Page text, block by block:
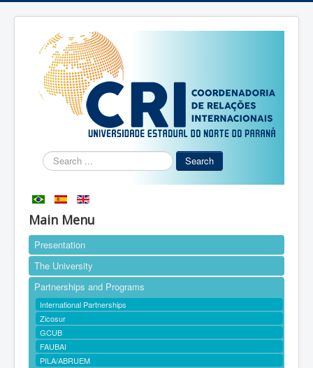
Search
...
Search
Main Menu
Presentation
The University
Partnerships and Programs
International Partnerships
Zicosur
GCUB
FAUBAI
PILA/ABRUEM